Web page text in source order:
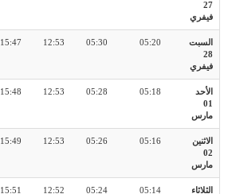
27
فيفري
السبت
28
فيفري
05:20
05:30
12:53
15:47
الأحد
01
مارس
05:18
05:28
12:53
15:48
الاثنين
02
مارس
05:16
05:26
12:53
15:49
الثلاثاء 05:14
05:24
12:52
15:51